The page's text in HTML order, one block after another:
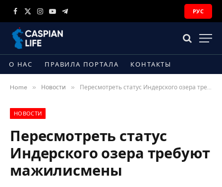
Facebook
X
Instagram
YouTubeTelegram
РУС
О НАС ПРАВИЛА ПОРТАЛА КОНТАКТЫ
Home » Новости » Пересмотреть статус Индерского озера требуют мажилисмены
НОВОСТИ
Пересмотреть статус
Индерского озера требуют
мажилисмены